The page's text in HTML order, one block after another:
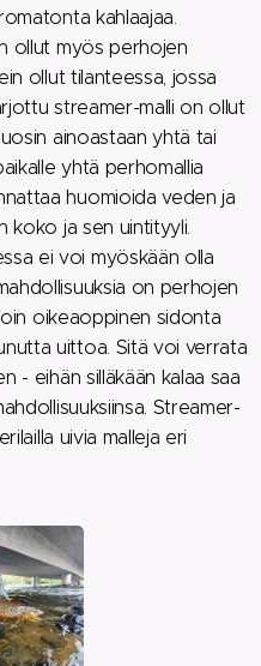
kahlaajaa.
ollut myös perhojen
ollut tilanteessa, jossa
streamer-malli on ollut
ainoastaan yhtä tai
yhtä perhomallia
huomioida veden ja
koko ja sen uintityyli.
ei voi myöskään olla
on perhojen
oikeaoppinen sidonta
uittoa. Sitä voi verrata
- eihän silläkään kalaa saa
Streamer-
uivia malleja eri